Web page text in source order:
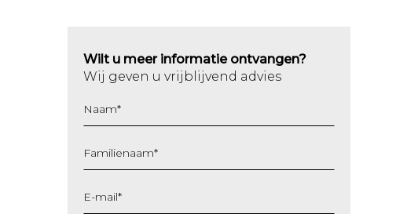
Wilt u meer informatie ontvangen?
Wij geven u vrijblijvend advies
Naam*
Familienaam*
E-mail*